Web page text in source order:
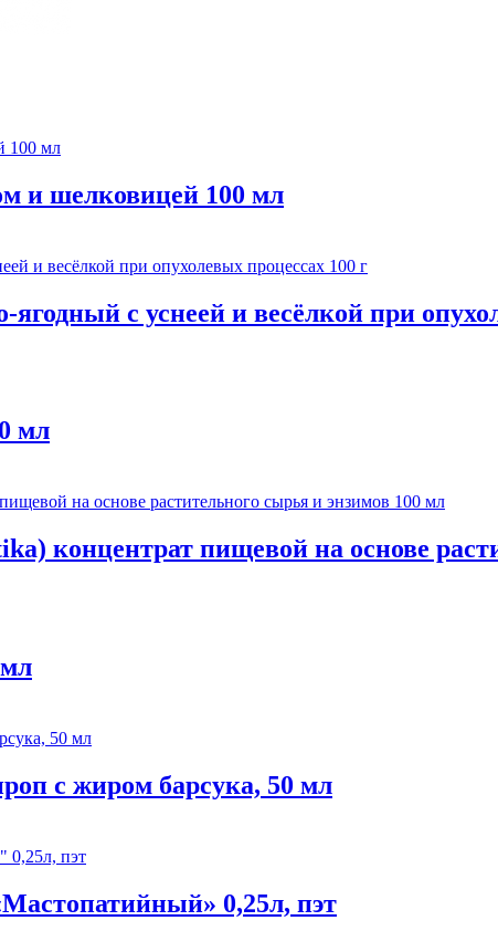
и шелковицей 100 мл
с уснеей и весёлкой при
мл
концентрат пищевой на основе
с жиром барсука, 50 мл
0,25л, пэт